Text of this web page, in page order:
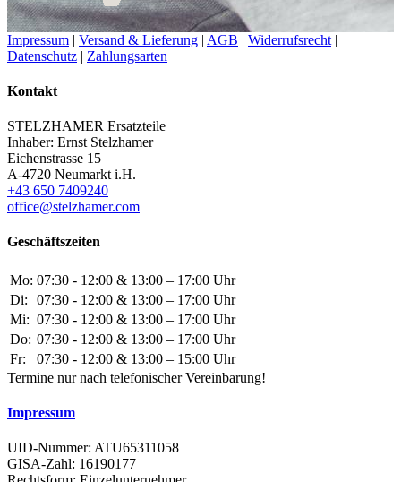
Impressum | Versand & Lieferung | AGB | Widerrufsrecht |
Datenschutz | Zahlungsarten
Kontakt
STELZHAMER Ersatzteile
Inhaber: Ernst Stelzhamer
Eichenstrasse 15
A-4720 Neumarkt i.H.
+43 650 7409240
office@stelzhamer.com
Geschäftszeiten
Mo: 07:30 - 12:00 & 13:00 – 17:00 Uhr
Di:
07:30 - 12:00 & 13:00 – 17:00 Uhr
Mi: 07:30 - 12:00 & 13:00 – 17:00 Uhr
Do: 07:30 - 12:00 & 13:00 – 17:00 Uhr
Fr:
07:30 - 12:00 & 13:00 – 15:00 Uhr
Termine nur nach telefonischer Vereinbarung!
Impressum
UID-Nummer: ATU65311058
GISA-Zahl: 16190177